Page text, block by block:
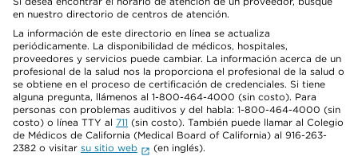
en nuestro directorio de centros de atención.
La información de este directorio en línea se actualiza
periódicamente. La disponibilidad de médicos, hospitales,
proveedores y servicios puede cambiar. La información acerca de un
profesional de la salud nos la proporciona el profesional de la salud o
se obtiene en el proceso de certificación de credenciales. Si tiene
alguna pregunta, llámenos al 1-800-464-4000 (sin costo). Para
personas con problemas auditivos y del habla: 1-800-464-4000 (sin
costo) o línea TTY al 711 (sin costo). También puede llamar al Colegio
de Médicos de California (Medical Board of California) al 916-263-
2382 o visitar su sitio web
(en inglés).